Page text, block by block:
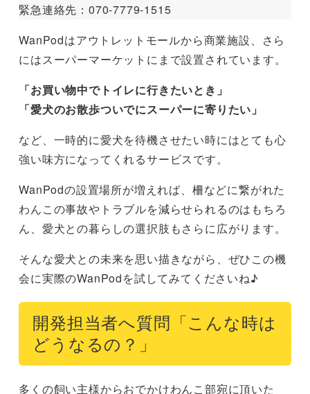
緊急連絡先：070-7779-1515
WanPodはアウトレットモールから商業施設、さら
にはスーパーマーケットにまで設置されています。
「お買い物中でトイレに行きたいとき」
「愛犬のお散歩ついでにスーパーに寄りたい」
など、一時的に愛犬を待機させたい時にはとても心
強い味方になってくれるサービスです。
WanPodの設置場所が増えれば、柵などに繋がれた
わんこの事故やトラブルを減らせられるのはもちろ
ん、愛犬との暮らしの選択肢もさらに広がります。
そんな愛犬との未来を思い描きながら、ぜひこの機
会に実際のWanPodを試してみてくださいね♪
開発担当者へ質問「こんな時は
どうなるの？」
多くの飼い主様からおでかけわんこ部宛に頂いた